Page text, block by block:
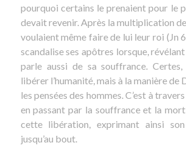
pourquoi certains le prenaient pour le
devait revenir. Après la multiplication
voulaient même faire de lui leur roi (Jn
scandalise ses apôtres lorsque,
parle aussi de sa souffrance. Certes,
libérer l’humanité, mais à la manière de
les pensées des hommes. C’est à
en passant par la souffrance et la
cette libération, exprimant ainsi
jusqu’au bout.